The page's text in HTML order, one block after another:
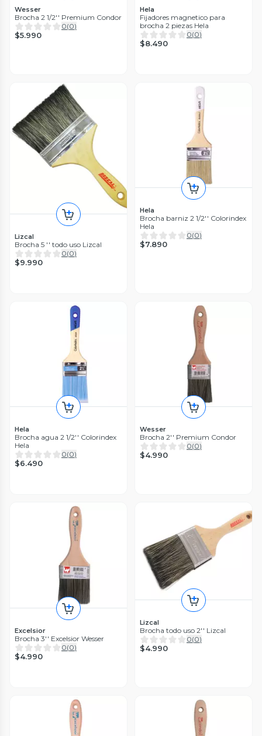
Wesser
Brocha 2 1/2'' Premium Condor
0(0)
$5.990
Hela
Fijadores magnetico para
brocha 2 piezas Hela
0(0)
$8.490
Lizcal
Brocha 5 '' todo uso Lizcal
0(0)
$9.990
Hela
Brocha barniz 2 1/2'' Colorindex
Hela
0(0)
$7.890
Hela
Brocha agua 2 1/2'' Colorindex
Hela
0(0)
$6.490
Wesser
Brocha 2'' Premium Condor
0(0)
$4.990
Excelsior
Brocha 3'' Excelsior Wesser
0(0)
$4.990
Lizcal
Brocha todo uso 2'' Lizcal
0(0)
$4.990